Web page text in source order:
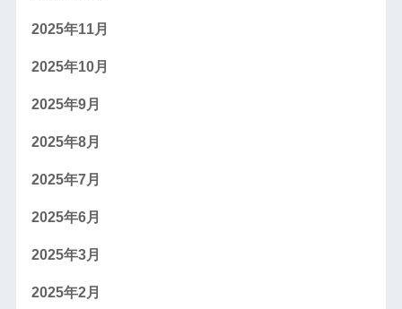
2025年11月
2025年10月
2025年9月
2025年8月
2025年7月
2025年6月
2025年3月
2025年2月